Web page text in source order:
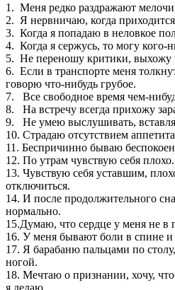
1. Меня редко раздражают
2. Я нервничаю, когда
3. Когда я попадаю в неловкое
4. Когда я сержусь, то могу кого-
5. Не переношу критики, выхожу
6. Если в транспорте меня
говорю что-нибудь грубое.
7. Все свободное время чем-
8. На встречу всегда прихожу
9. Не умею выслушивать,
10. Страдаю отсутствием
11. Беспричинно бываю
12. По утрам чувствую себя плохо.
13. Чувствую себя уставшим,
отключиться.
14. И после продолжительного
нормально.
15.Думаю, что сердце у меня не в
16. У меня бывают боли в спине и
17. Я барабаню пальцами по
ногой.
18. Мечтаю о признании, хочу,
я делаю.